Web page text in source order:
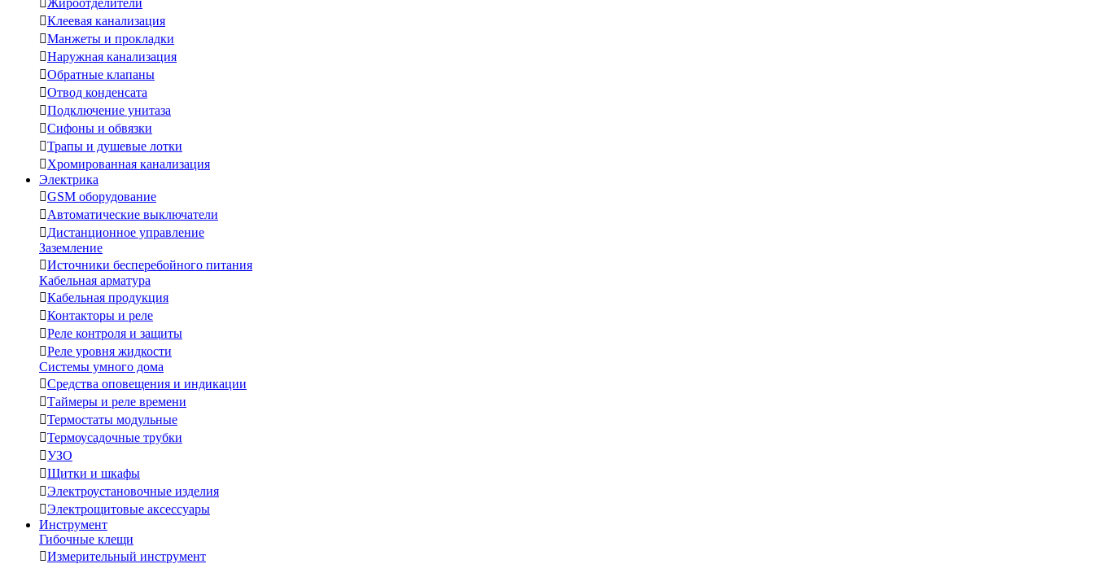
Жироотделители
Клеевая канализация
Манжеты и прокладки
Наружная канализация
Обратные клапаны
Отвод конденсата
Подключение унитаза
Сифоны и обвязки
Трапы и душевые лотки
Хромированная канализация
Электрика
GSM оборудование
Автоматические выключатели
Дистанционное управление
Заземление
Источники бесперебойного питания
Кабельная арматура
Кабельная продукция
Контакторы и реле
Реле контроля и защиты
Реле уровня жидкости
Системы умного дома
Средства оповещения и индикации
Таймеры и реле времени
Термостаты модульные
Термоусадочные трубки
УЗО
Щитки и шкафы
Электроустановочные изделия
Электрощитовые аксессуары
Инструмент
Гибочные клещи
Измерительный инструмент